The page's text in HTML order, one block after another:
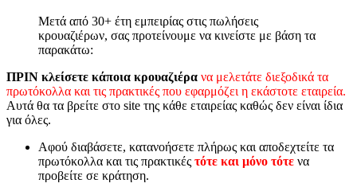
Μετά από 30+ έτη εμπειρίας στις πωλήσεις
κρουαζιέρων, σας προτείνουμε να κινείστε με βάση τα
παρακάτω:
ΠΡΙΝ κλείσετε κάποια κρουαζιέρα να μελετάτε διεξοδικά τα
πρωτόκολλα και τις πρακτικές που εφαρμόζει η εκάστοτε εταιρεία.
Αυτά θα τα βρείτε στο site της κάθε εταιρείας καθώς δεν είναι ίδια
για όλες.
Αφού διαβάσετε, κατανοήσετε πλήρως και αποδεχτείτε τα
πρωτόκολλα και τις πρακτικές τότε και μόνο τότε να
προβείτε σε κράτηση.